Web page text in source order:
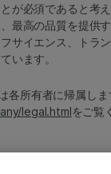
が必須であると考
最高の品質を提供
サイエンス、トラ
います。
所有者に帰属しま
legal.htmlをご覧